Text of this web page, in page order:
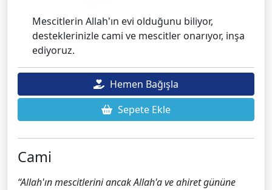
Mescitlerin Allah'ın evi olduğunu biliyor,
desteklerinizle cami ve mescitler onarıyor, inşa
ediyoruz.
Hemen Bağışla
Sepete Ekle
Cami
“Allah'ın mescitlerini ancak Allah'a ve ahiret gününe